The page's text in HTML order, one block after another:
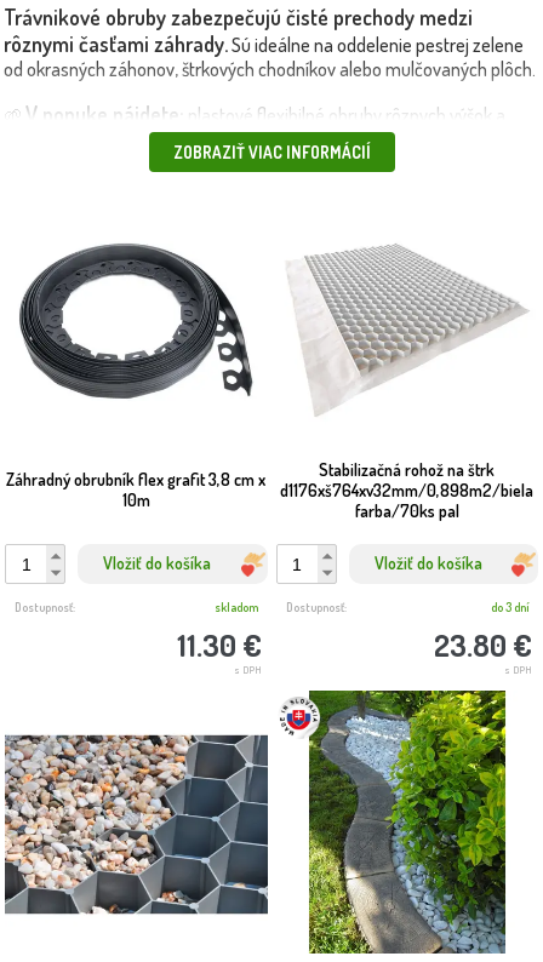
Trávnikové obruby zabezpečujú čisté prechody medzi
rôznymi časťami záhrady.Sú ideálne na oddelenie pestrej zelene
od okrasných záhonov, štrkových chodníkov alebo mulčovaných plôch.
🌱 V ponuke nájdete:
plastové flexibilné obruby rôznych výšok a
dĺžok, spevňujúce kotvy a spojovacie prvky, vlnité a rovné typy pre
rôzne dizajny, UV stabilné a mrazuvzdorné materiály. 🎯
Výhody trávnikových obrúb:
jednoduchá a rýchla montáž
bez výkopových prác, možnosť vytvárania oblúkov aj rovných línií,
estetické zlepšenie vzhľadu záhrady, odolnosť voči počasiu a UV
žiareniu. 🚛 Produkty doručíme rýchlo a bezpečne, aj vlastnou
dopravou alebo kuriérom – podľa vašich preferencií.Objednajte si
trávnikové obruby z Maxgarden.sk a doprajte svojej záhrade
čisté línie a štýlový vzhľad🌳🌼
ZOBRAZIŤ VIAC INFORMÁCIÍ
Záhradný obrubník flex grafit 3,8 cm x
10m
Vložiť do košíka
11.30 €
s DPH
Dostupnosť: skladom
Stabilizačná rohož na štrk
d1176xš764xv32mm/0,898m2/biela
farba/70ks pal
Vložiť do košíka
23.80 €
s DPH
Dostupnosť: do 3 dní